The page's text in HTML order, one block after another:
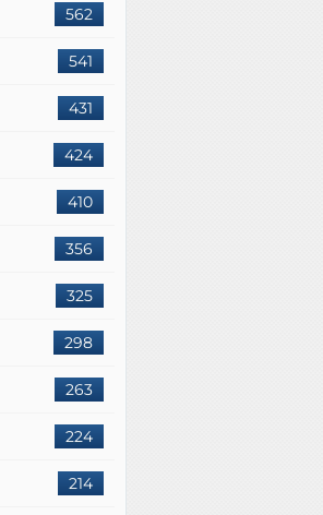
562
541
431
424
410
356
325
298
263
224
214